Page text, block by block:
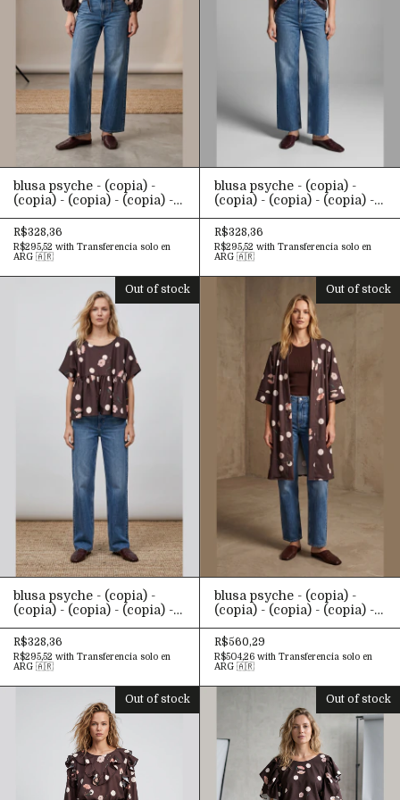
blusa psyche - (copia) -
(copia) - (copia) - (copia) -
(copia) - (copia) - (copia) -
(copia) - (copia) - (copia) -
(copia) - (copia) - (copia) -
(copia) - (copia) - (copia) -
(copia) - (copia) - (copia) -
(copia) - (copia) - (copia) -
(copia) - (copia)
R$328,36
R$295,52 with Transferencia solo en
ARG 🇦🇷
blusa psyche - (copia) -
(copia) - (copia) - (copia) -
(copia) - (copia) - (copia) -
(copia) - (copia) - (copia) -
(copia) - (copia) - (copia) -
(copia) - (copia) - (copia) -
(copia) - (copia) - (copia) -
(copia) - (copia) - (copia) -
(copia) - (copia) - (copia)
R$328,36
R$295,52 with Transferencia solo en
ARG 🇦🇷
Out of stock
blusa psyche - (copia) -
(copia) - (copia) - (copia) -
(copia) - (copia) - (copia) -
(copia) - (copia) - (copia) -
(copia) - (copia) - (copia) -
(copia) - (copia) - (copia) -
(copia) - (copia) - (copia) -
(copia) - (copia) - (copia) -
R$328,36
R$295,52 with Transferencia solo en
ARG 🇦🇷
Out of stock
blusa psyche - (copia) -
(copia) - (copia) - (copia) -
(copia) - (copia) - (copia) -
(copia) - (copia) - (copia) -
(copia) - (copia) - (copia) -
(copia) - (copia) - (copia) -
(copia) - (copia) - (copia) -
(copia) - (copia) - (copia) -
(copia) - (copia)
R$560,29
R$504,26 with Transferencia solo en
ARG 🇦🇷
Out of stock Out of stock